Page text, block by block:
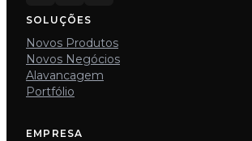
SOLUÇÕES
Novos Produtos
Novos Negócios
Alavancagem
Portfólio
EMPRESA